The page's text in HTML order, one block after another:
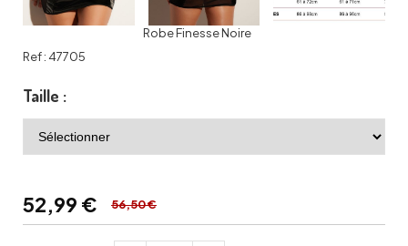
Robe Finesse Noire
Ref : 47705
Taille :
52,99 € 56,50 €